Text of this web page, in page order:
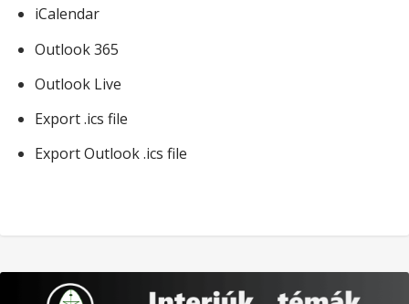
iCalendar
Outlook 365
Outlook Live
Export .ics file
Export Outlook .ics file